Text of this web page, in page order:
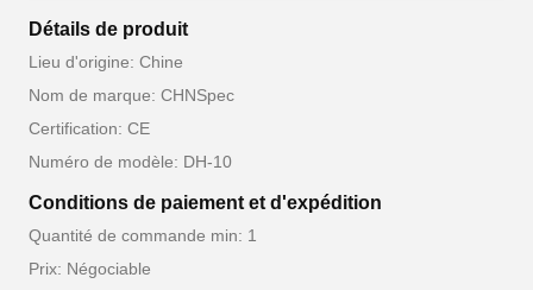
Détails de produit
Lieu d'origine: Chine
Nom de marque: CHNSpec
Certification: CE
Numéro de modèle: DH-10
Conditions de paiement et d'expédition
Quantité de commande min: 1
Prix: Négociable